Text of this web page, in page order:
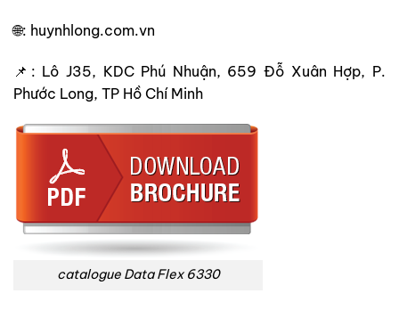
🌐: huynhlong.com.vn
📌: Lô J35, KDC Phú Nhuận, 659 Đỗ Xuân Hợp, P.
Phước Long, TP Hồ Chí Minh
catalogue Data Flex 6330